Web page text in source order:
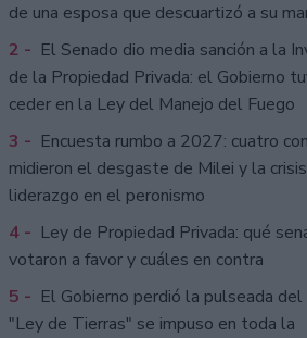
de una esposa que descuartizó a su
2 - El Senado dio media sanción a la
de la Propiedad Privada: el Gobierno
ceder en la Ley del Manejo del Fuego
3 - Encuesta rumbo a 2027: cuatro
midieron el desgaste de Milei y la
liderazgo en el peronismo
4 - Ley de Propiedad Privada: qué
votaron a favor y cuáles en contra
5 - El Gobierno perdió la pulseada del
"Ley de Tierras" se impuso en toda la